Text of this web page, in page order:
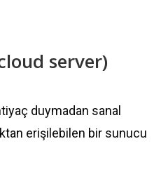
server)
duymadan sanal
erişilebilen bir sunucu